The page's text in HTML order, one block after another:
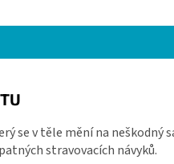
se v těle mění na neškodný
stravovacích návyků.